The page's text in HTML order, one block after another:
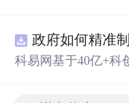
新领域的AI+数智化
智能化发展。
科易网基于40亿+科